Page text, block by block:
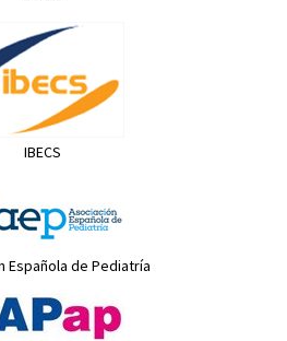
IBECS
Española de Pediatría